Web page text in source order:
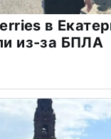
в
из-за БПЛА